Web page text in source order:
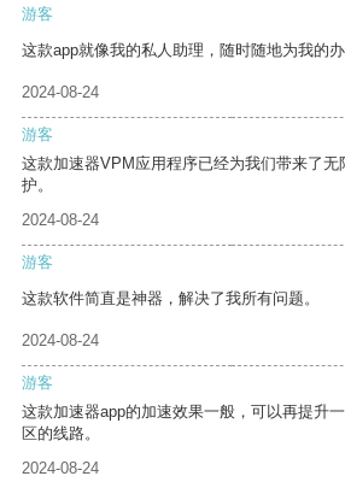
游客
这款app就像我的私人助理，随时随地为我的办
2024-08-24
游客
这款加速器VPM应用程序已经为我们带来了
护。
2024-08-24
游客
这款软件简直是神器，解决了我所有问题。
2024-08-24
游客
这款加速器app的加速效果一般，可以再提升
区的线路。
2024-08-24